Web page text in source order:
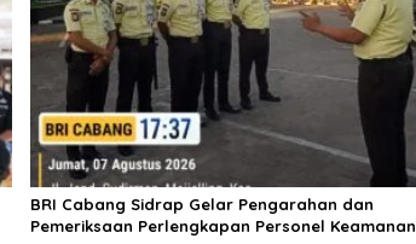
BRI Cabang Sidrap Gelar Pengarahan dan
Pemeriksaan Perlengkapan Personel Keamanan